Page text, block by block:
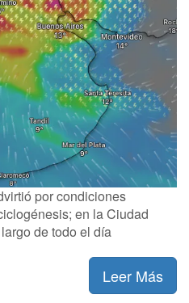
por condiciones
en la Ciudad
de todo el día
Leer Más